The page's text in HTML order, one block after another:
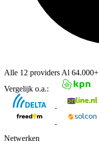
Alle 12 providers Al 64.000+
Vergelijk o.a.:
Netwerken